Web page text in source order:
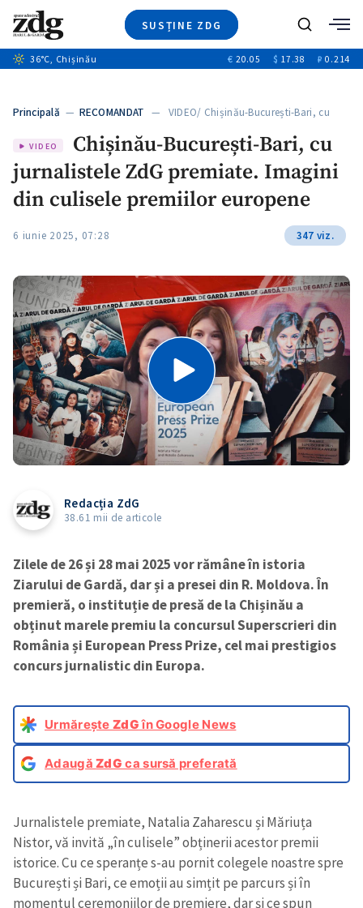
SUSȚINE ZDG
Ştiri
+11
Video
Special
Blog
Caută
36°C, Chișinău € 20.05 $ 17.38 ₽ 0.214
Principală — RECOMANDAT — VIDEO/ Chișinău-București-Bari, cu
VIDEO
Chișinău-București-Bari, cu
jurnalistele ZdG premiate. Imagini
din culisele premiilor europene
6 iunie 2025, 07:28 347 viz.
Redacția ZdG
38.61 mii de articole
Zilele de 26 și 28 mai 2025 vor rămâne în istoria
Ziarului de Gardă, dar și a presei din R. Moldova. În
premieră, o instituție de presă de la Chișinău a
obținut marele premiu la concursul Superscrieri din
România și European Press Prize, cel mai prestigios
concurs jurnalistic din Europa.
Urmărește ZdGîn Google News
AdaugăZdG ca sursă preferată
Jurnalistele premiate, Natalia Zaharescu și Măriuța
Nistor, vă invită „în culisele” obținerii acestor premii
istorice. Cu ce speranțe s-au pornit colegele noastre spre
București și Bari, ce emoții au simțit pe parcurs și în
momentul ceremoniilor de premiere, dar și ce spun